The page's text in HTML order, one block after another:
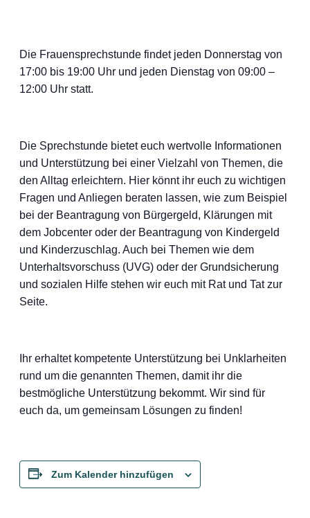
Die Frauensprechstunde findet jeden Donnerstag von
17:00 bis 19:00 Uhr und jeden Dienstag von 09:00 –
12:00 Uhr statt.
Die Sprechstunde bietet euch wertvolle Informationen
und Unterstützung bei einer Vielzahl von Themen, die
den Alltag erleichtern. Hier könnt ihr euch zu wichtigen
Fragen und Anliegen beraten lassen, wie zum Beispiel
bei der Beantragung von Bürgergeld, Klärungen mit
dem Jobcenter oder der Beantragung von Kindergeld
und Kinderzuschlag. Auch bei Themen wie dem
Unterhaltsvorschuss (UVG) oder der Grundsicherung
und sozialen Hilfe stehen wir euch mit Rat und Tat zur
Seite.
Ihr erhaltet kompetente Unterstützung bei Unklarheiten
rund um die genannten Themen, damit ihr die
bestmögliche Unterstützung bekommt. Wir sind für
euch da, um gemeinsam Lösungen zu finden!
Zum Kalender hinzufügen